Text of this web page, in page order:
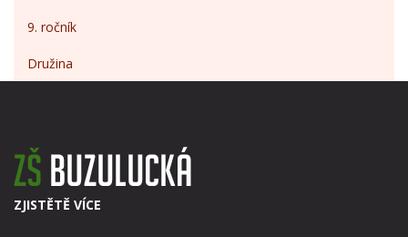
9. ročník
Družina
ZJISTĚTĚ VÍCE